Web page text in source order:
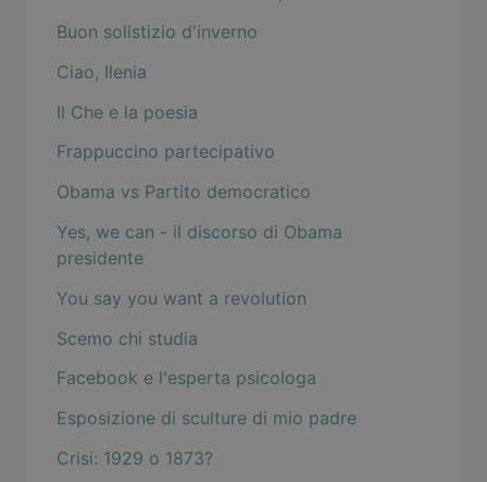
Buon solistizio d'inverno
Ciao, Ilenia
Il Che e la poesia
Frappuccino partecipativo
Obama vs Partito democratico
Yes, we can - il discorso di Obama
presidente
You say you want a revolution
Scemo chi studia
Facebook e l'esperta psicologa
Esposizione di sculture di mio padre
Crisi: 1929 o 1873?